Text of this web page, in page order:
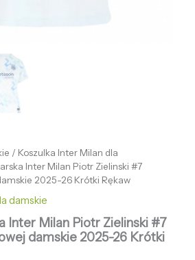
/ Koszulka Inter Milan dla
Inter Milan Piotr Zielinski #7
2025-26 Krótki Rękaw
damskie
Inter Milan Piotr Zielinski #7
damskie 2025-26 Krótki